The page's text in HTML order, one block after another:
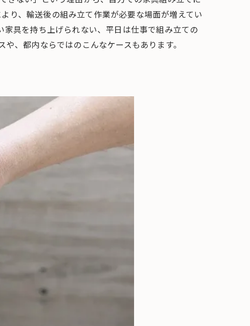
り、輸送後の組み立て作業が必要な場面が増えてい
具を持ち上げられない、平日は仕事で組み立ての
、都内ならではのこんなケースもあります。